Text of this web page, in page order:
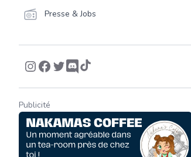
Presse & Jobs
Publicité